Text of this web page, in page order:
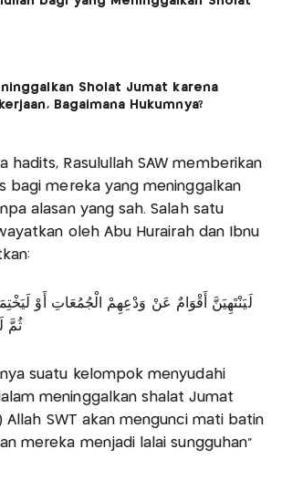
Sholat Jumat karena
Bagaimana Hukumnya?
hadits, Rasulullah SAW memberikan
bagi mereka yang meninggalkan
alasan yang sah. Salah satu
oleh Abu Hurairah dan Ibnu
لَيَنْتَهِيَنَّ أَقْوَامٌ عَنْ وَدْعِهِمْ الْجُمُعَاتِ أَوْ
suatu kelompok menyudahi
meninggalkan shalat Jumat
Allah SWT akan mengunci mati batin
mereka menjadi lalai sungguhan”